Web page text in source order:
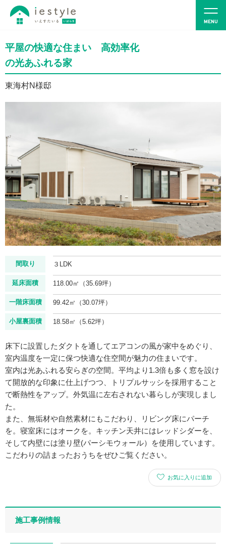
平屋の快適な住まい 高効率化
の光あふれる家
東海村N様邸
間取り ３LDK
延床面積 118.00㎡（35.69坪）
一階床面積 99.42㎡（30.07坪）
小屋裏面積 18.58㎡（5.62坪）
床下に設置したダクトを通してエアコンの風が家中をめぐり、
室内温度を一定に保つ快適な住空間が魅力の住まいです。
室内は光あふれる安らぎの空間。平均より1.3倍も多く窓を設け
て開放的な印象に仕上げつつ、トリプルサッシを採用すること
で断熱性をアップ。外気温に左右されない暮らしが実現しまし
た。
また、無垢材や自然素材にもこだわり、リビング床にパーチ
を。寝室床にはオークを。キッチン天井にはレッドシダーを、
そして内壁には塗り壁(パーシモウォール）を使用しています。
こだわりの詰まったおうちをぜひご覧ください。
お気に入りに追加
施工事例情報